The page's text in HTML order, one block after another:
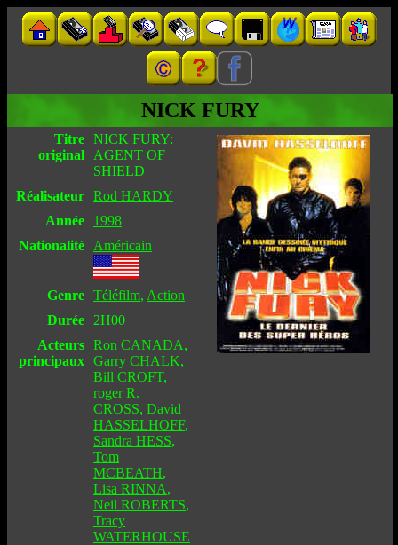
NICK FURY
Titre
original
NICK FURY:
AGENT OF
SHIELD
Réalisateur Rod HARDY
Année
1998
Nationalité
Américain
Genre Téléfilm, Action
Durée
2H00
Acteurs
principaux
Ron CANADA,
Garry CHALK,
Bill CROFT,
roger R.
CROSS, David
HASSELHOFF,
Sandra HESS,
Tom
MCBEATH,
Lisa RINNA,
Neil ROBERTS,
Tracy
WATERHOUSE